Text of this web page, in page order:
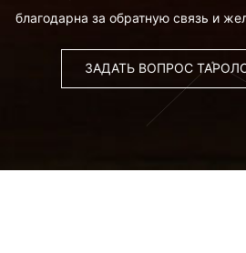
благодарна за обратную связь и
ЗАДАТЬ ВОПРОС